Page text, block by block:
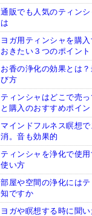
通販でも人気のティンシ
は
ヨガ用ティンシャを購
おきたい３つのポイント
お香の浄化の効果とは
び方
ティンシャはどこで売
と購入のおすすめポイン
マインドフルネス瞑想
消。音も効果的
ティンシャを浄化で使
使い方
部屋や空間の浄化には
知ですか
ヨガや瞑想する時に聞